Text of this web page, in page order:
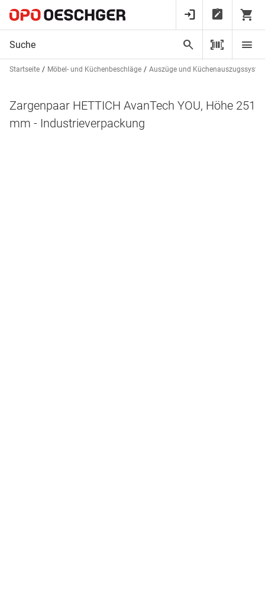
Startseite Möbel- und Küchenbeschläge Auszüge und
Zargenpaar HETTICH AvanTech YOU, Höhe 251
mm - Industrieverpackung